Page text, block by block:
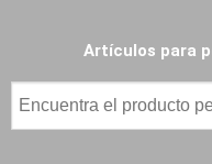
Artículos para